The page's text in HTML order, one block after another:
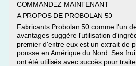
COMMANDEZ MAINTENANT
A PROPOS DE PROBOLAN 50
Fabricants Probolan 50 comme l'un
avantages suggère l'utilisation
premier d'entre eux est un extrait de
pousse en Amérique du Nord. Ses
ont été utilisés avec succès pour